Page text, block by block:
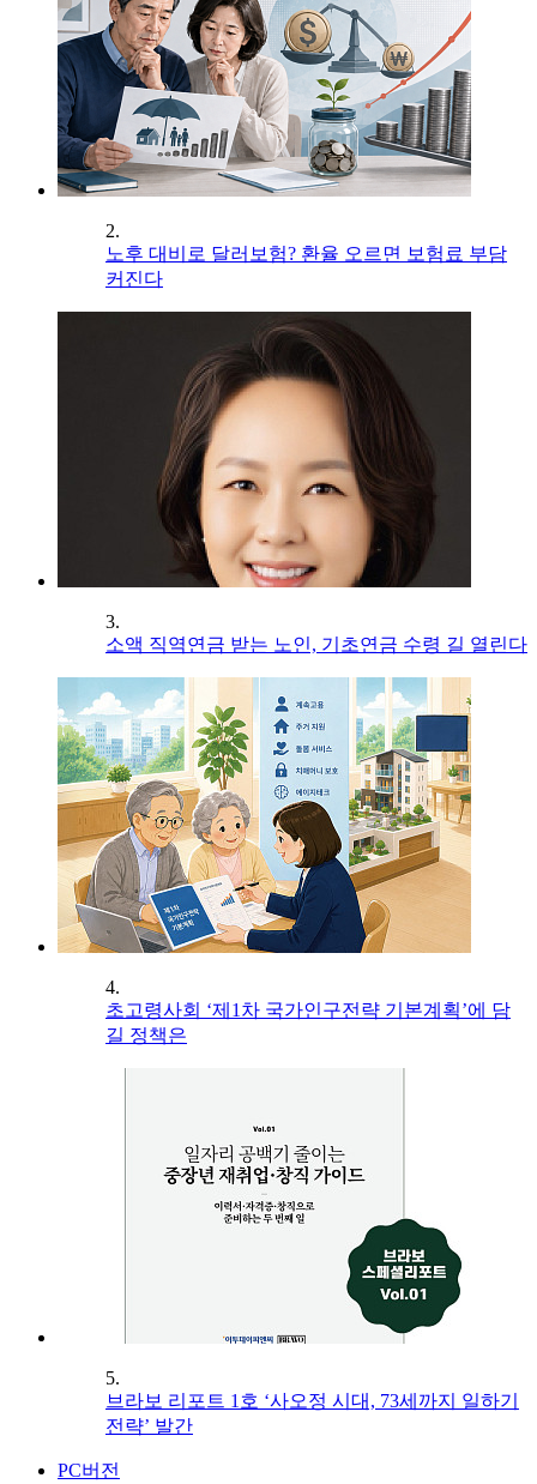
2.
노후 대비로 달러보험? 환율 오르면 보험료 부담
커진다
3.
소액 직역연금 받는 노인, 기초연금 수령 길 열린다
4.
초고령사회 ‘제1차 국가인구전략 기본계획’에 담
길 정책은
5.
브라보 리포트 1호 ‘사오정 시대, 73세까지 일하기
전략’ 발간
PC버전